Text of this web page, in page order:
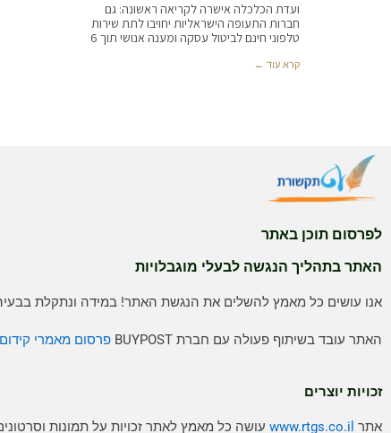
ועדת הכלכלה אישרה לקריאה ראשונה: גם
חברות התעופה הישראליות יחויבו לתת שירות
טלפוני חינם לביטול עסקה ומענה אנושי תוך 6
קרא עוד ←
לפרסום תוכן באתר
האתר בתהליך הנגשה לבעלי מוגבלויות
אנו עושים כל מאמץ להשלים את הנגשת האתר! במידה ונתקלת
האתר עובד בשיתוף פעולה עם חברת BUYPOST פרסום מאמרי קידום
זכויות יוצרים
אתר www.rtgs.co.il עושה כל מאמץ לאתר זכויות על תמונות